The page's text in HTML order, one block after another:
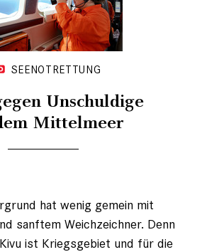
SEENOTRETTUNG
Unschuldige
Mittelmeer
hat wenig gemein mit
sanftem Weichzeichner. Denn
ist Kriegsgebiet und für die